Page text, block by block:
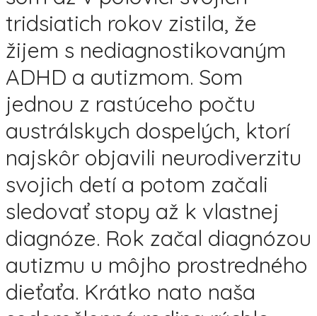
tridsiatich rokov zistila, že
žijem s nediagnostikovaným
ADHD a autizmom. Som
jednou z rastúceho počtu
austrálskych dospelých, ktorí
najskôr objavili neurodiverzitu
svojich detí a potom začali
sledovať stopy až k vlastnej
diagnóze. Rok začal diagnózou
autizmu u môjho prostredného
dieťaťa. Krátko nato naša